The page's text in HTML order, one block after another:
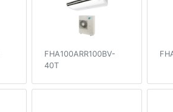
FHA100ARR100BV-
40T